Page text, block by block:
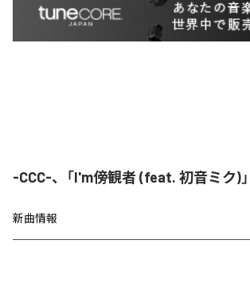
-CCC-、「I'm傍観者 (feat. 初音ミク)
新曲情報